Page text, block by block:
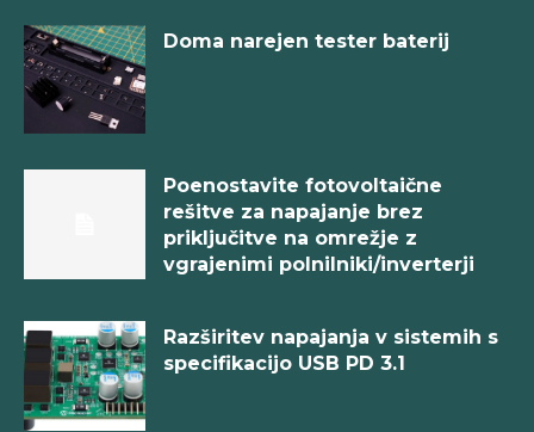
Doma narejen tester baterij
Poenostavite fotovoltaične
rešitve za napajanje brez
priključitve na omrežje z
vgrajenimi polnilniki/inverterji
Razširitev napajanja v sistemih s
specifikacijo USB PD 3.1